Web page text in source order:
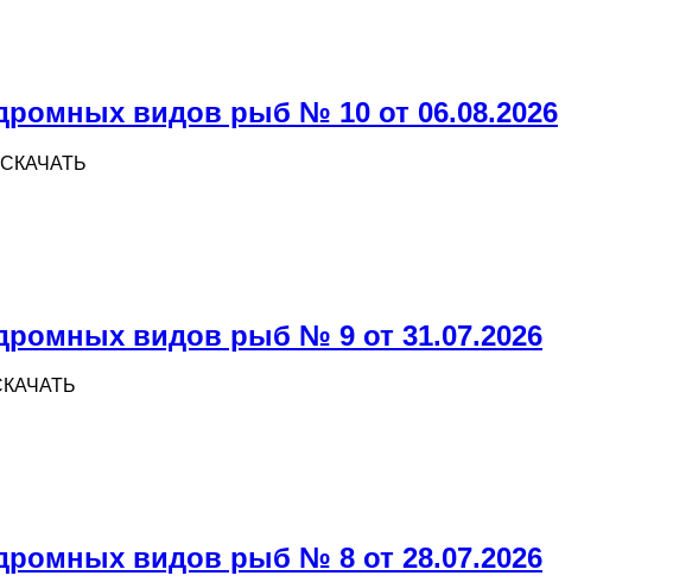
видов рыб № 10 от 06.08.2026
СКАЧАТЬ
видов рыб № 9 от 31.07.2026
видов рыб № 8 от 28.07.2026